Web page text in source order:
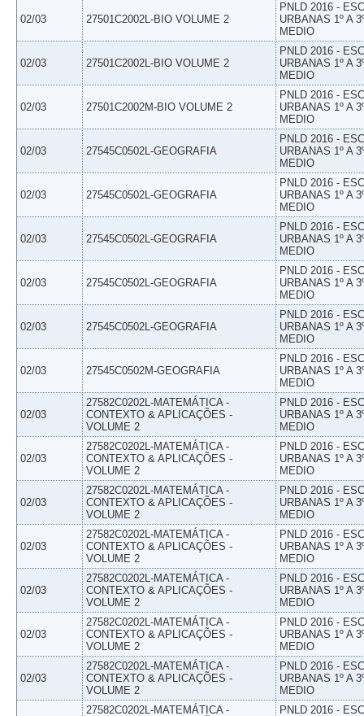
02/03 27501C2002L-BIO VOLUME 2
PNLD 2016 -
URBANAS 1º A
MEDIO
02/03 27501C2002L-BIO VOLUME 2
PNLD 2016 -
URBANAS 1º A
MEDIO
02/03 27501C2002M-BIO VOLUME 2
PNLD 2016 -
URBANAS 1º A
MEDIO
02/03 27545C0502L-GEOGRAFIA
PNLD 2016 -
URBANAS 1º A
MEDIO
02/03 27545C0502L-GEOGRAFIA
PNLD 2016 -
URBANAS 1º A
MEDIO
02/03 27545C0502L-GEOGRAFIA
PNLD 2016 -
URBANAS 1º A
MEDIO
02/03 27545C0502L-GEOGRAFIA
PNLD 2016 -
URBANAS 1º A
MEDIO
02/03 27545C0502L-GEOGRAFIA
PNLD 2016 -
URBANAS 1º A
MEDIO
02/03 27545C0502M-GEOGRAFIA
PNLD 2016 -
URBANAS 1º A
MEDIO
02/03
27582C0202L-MATEMÁTICA -
CONTEXTO & APLICAÇÕES -
VOLUME 2
PNLD 2016 -
URBANAS 1º A
MEDIO
02/03
27582C0202L-MATEMÁTICA -
CONTEXTO & APLICAÇÕES -
VOLUME 2
PNLD 2016 -
URBANAS 1º A
MEDIO
02/03
27582C0202L-MATEMÁTICA -
CONTEXTO & APLICAÇÕES -
VOLUME 2
PNLD 2016 -
URBANAS 1º A
MEDIO
02/03
27582C0202L-MATEMÁTICA -
CONTEXTO & APLICAÇÕES -
VOLUME 2
PNLD 2016 -
URBANAS 1º A
MEDIO
02/03
27582C0202L-MATEMÁTICA -
CONTEXTO & APLICAÇÕES -
VOLUME 2
PNLD 2016 -
URBANAS 1º A
MEDIO
02/03
27582C0202L-MATEMÁTICA -
CONTEXTO & APLICAÇÕES -
VOLUME 2
PNLD 2016 -
URBANAS 1º A
MEDIO
02/03
27582C0202L-MATEMÁTICA -
CONTEXTO & APLICAÇÕES -
VOLUME 2
PNLD 2016 -
URBANAS 1º A
MEDIO
27582C0202L-MATEMÁTICA -
PNLD 2016 -